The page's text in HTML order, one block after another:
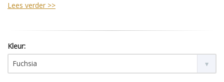
Lees verder >>
Kleur:
Fuchsia